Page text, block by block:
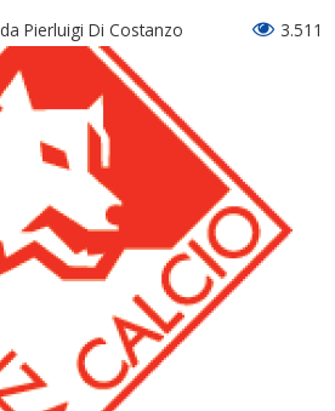
da Pierluigi Di Costanzo 3.511